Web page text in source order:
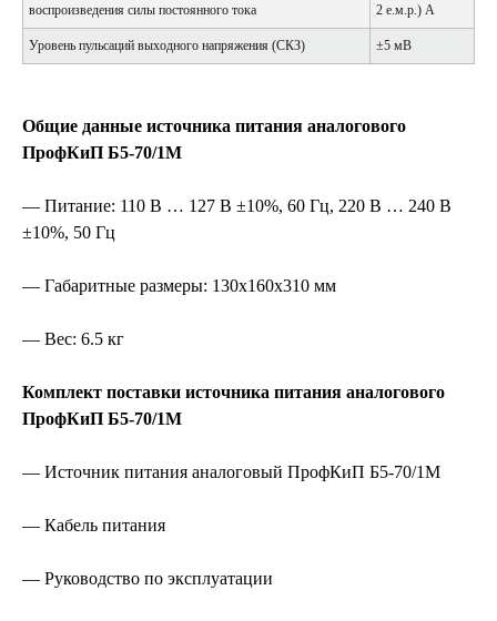
воспроизведения силы постоянного тока
2 е.м.р.) А
Уровень пульсаций выходного напряжения (СКЗ) ±5 мВ
Общие данные источника питания аналогового
ПрофКиП Б5-70/1М
— Питание: 110 В … 127 В ±10%, 60 Гц, 220 В … 240 В
±10%, 50 Гц
— Габаритные размеры: 130х160х310 мм
— Вес: 6.5 кг
Комплект поставки источника питания аналогового
ПрофКиП Б5-70/1М
— Источник питания аналоговый ПрофКиП Б5-70/1М
— Кабель питания
— Руководство по эксплуатации